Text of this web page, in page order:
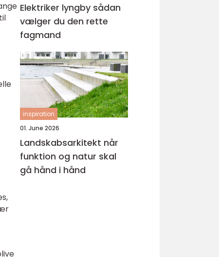
Elektriker lyngby sådan
vælger du den rette
fagmand
inspiration
01. June 2026
Landskabsarkitekt når
funktion og natur skal
gå hånd i hånd